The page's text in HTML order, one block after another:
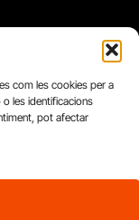
com les cookies per a
les identificacions
pot afectar